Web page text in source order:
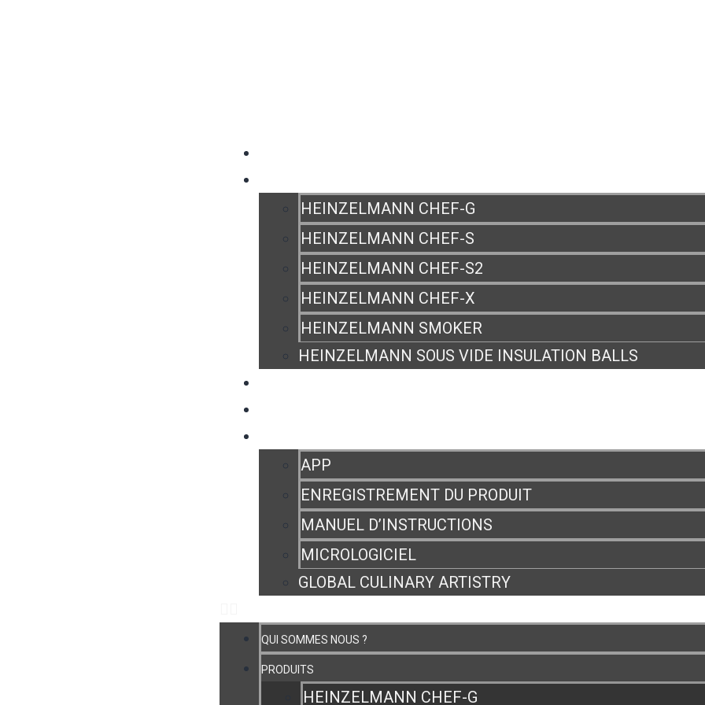
HEINZELMANN CHEF-G
HEINZELMANN CHEF-S
HEINZELMANN CHEF-S2
HEINZELMANN CHEF-X
HEINZELMANN SMOKER
HEINZELMANN SOUS VIDE INSULATION BALLS
APP
ENREGISTREMENT DU PRODUIT
MANUEL D’INSTRUCTIONS
MICROLOGICIEL
GLOBAL CULINARY ARTISTRY
QUI SOMMES NOUS ?
PRODUITS
HEINZELMANN CHEF-G